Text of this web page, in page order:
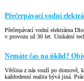
Přečerpávací vodní
Přečerpávací vodní elektrárna
v provozu už 30 let. Unikátní
Nemáte čas na úklid?
Většina z nás touží po domově,
každodenní realita bývá jiná.